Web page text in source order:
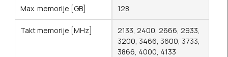
Max. memorije [GB] 128
Takt memorije [MHz]
2133, 2400, 2666, 2933,
3200, 3466, 3600, 3733,
3866, 4000, 4133